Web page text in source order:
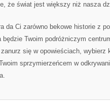
że świat jest większy niż nasza
da Ci zarówno bekowe historie z
Twoim podróżniczym
się w opowieściach, wybierz
sprzymierzeńcem w